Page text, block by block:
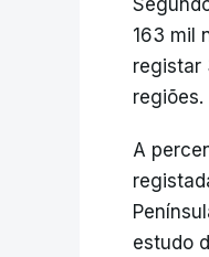
163 mil
registar
regiões.
A
estudo